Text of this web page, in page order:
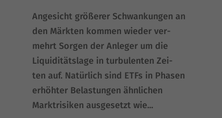
Ange­sicht grö­ße­rer Schwan­kun­gen an
den Märk­ten kom­men wie­der ver­
mehrt Sor­gen der Anle­ger um die
Liqui­di­täts­la­ge in tur­bu­len­ten Zei­
ten auf. Natür­lich sind ETFs in Pha­sen
erhöh­ter Belas­tun­gen ähn­li­chen
Markt­ri­si­ken aus­ge­setzt wie...